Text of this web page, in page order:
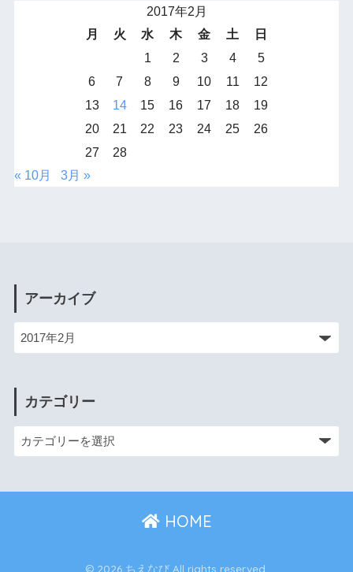
2017年2月
月
火 水 木 金 土
日
1
2 3 4
5
6
7 8 9 10 11
12
13
14 15 16 17 18
19
20
21 22 23 24 25
26
27
28
« 10月
3月 »
アーカイブ
カテゴリー
HOME
© 2026 ちえなび All rights reserved.